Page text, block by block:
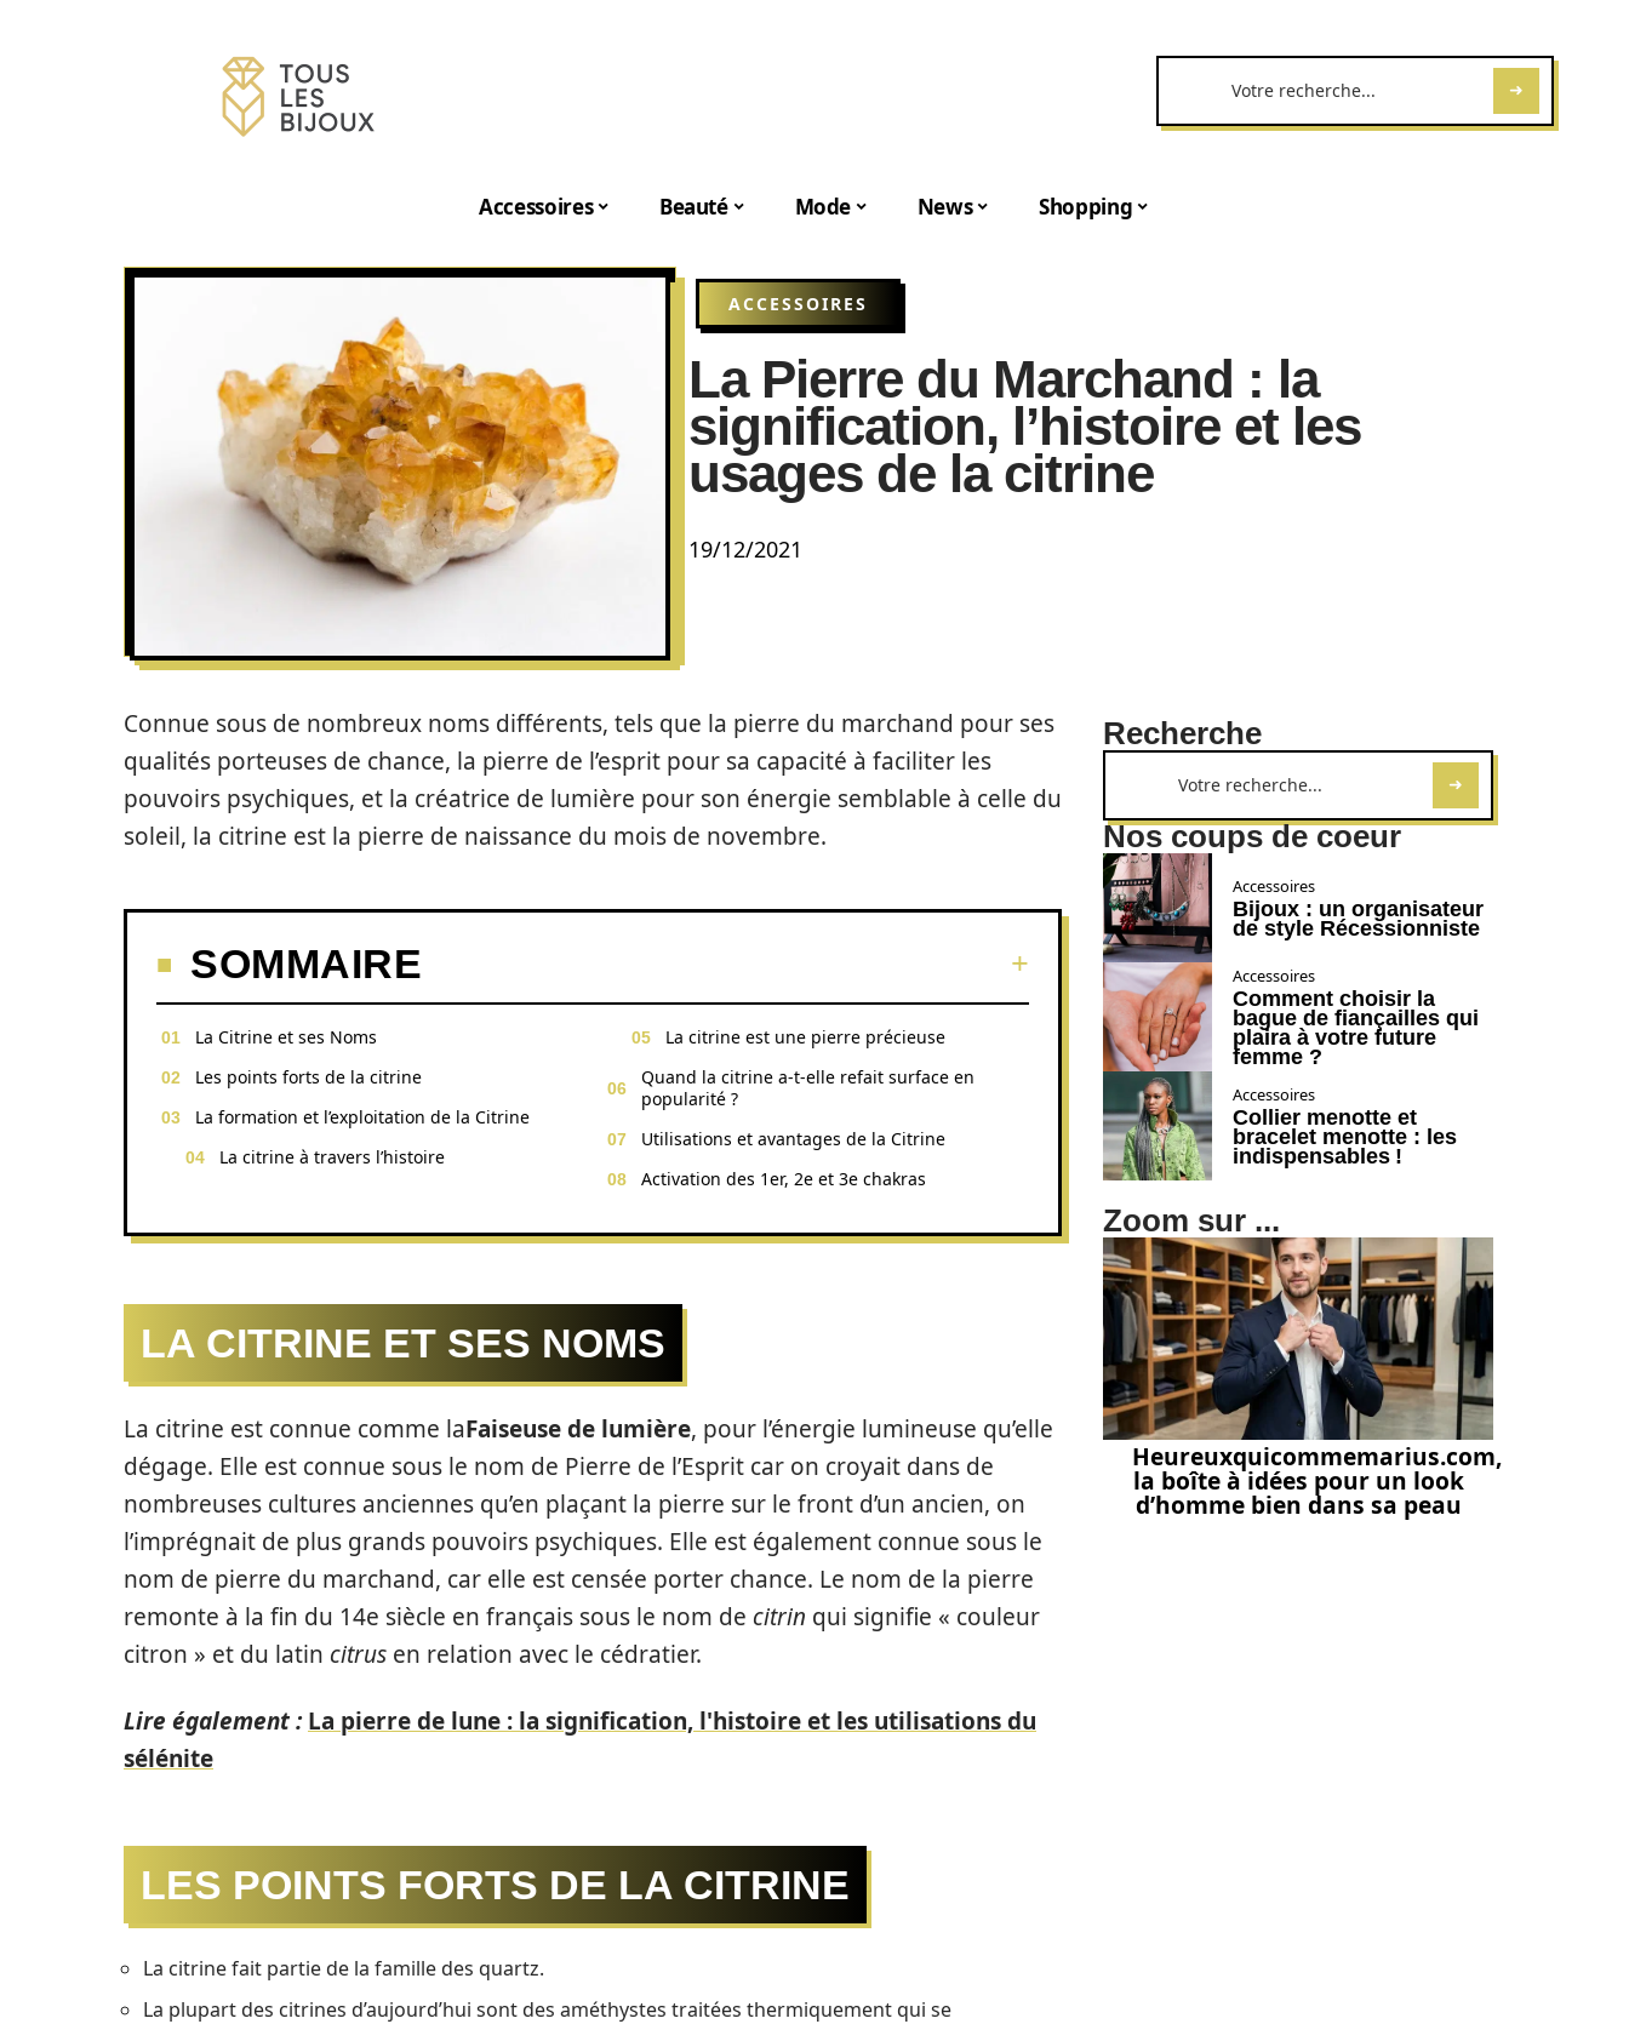
Accessoires Beauté Mode News Shopping
ACCESSOIRES
La Pierre du Marchand : la
signification, l’histoire et les
usages de la citrine
19/12/2021
Connue sous de nombreux noms différents, tels que la pierre du marchand pour ses
qualités porteuses de chance, la pierre de l’esprit pour sa capacité à faciliter les
pouvoirs psychiques, et la créatrice de lumière pour son énergie semblable à celle du
soleil, la citrine est la pierre de naissance du mois de novembre.
SOMMAIRE
La Citrine et ses Noms
Les points forts de la citrine
La formation et l’exploitation de la Citrine
La citrine à travers l’histoire
La citrine est une pierre précieuse
Quand la citrine a-t-elle refait surface en
popularité ?
Utilisations et avantages de la Citrine
Activation des 1er, 2e et 3e chakras
LA CITRINE ET SES NOMS
La citrine est connue comme laFaiseuse de lumière, pour l’énergie lumineuse qu’elle
dégage. Elle est connue sous le nom de Pierre de l’Esprit car on croyait dans de
nombreuses cultures anciennes qu’en plaçant la pierre sur le front d’un ancien, on
l’imprégnait de plus grands pouvoirs psychiques. Elle est également connue sous le
nom de pierre du marchand, car elle est censée porter chance. Le nom de la pierre
remonte à la fin du 14e siècle en français sous le nom de citrin qui signifie « couleur
citron » et du latin citrus en relation avec le cédratier.
Lire également : La pierre de lune : la signification, l'histoire et les utilisations du
sélénite
LES POINTS FORTS DE LA CITRINE
La citrine fait partie de la famille des quartz.
La plupart des citrines d’aujourd’hui sont des améthystes traitées thermiquement qui se
Recherche
Nos coups de coeur
Accessoires
Bijoux : un organisateur
de style Récessionniste
Accessoires
Comment choisir la
bague de fiançailles qui
plaira à votre future
femme ?
Accessoires
Collier menotte et
bracelet menotte : les
indispensables !
Zoom sur ...
Heureuxquicommemarius.com,
la boîte à idées pour un look
d’homme bien dans sa peau